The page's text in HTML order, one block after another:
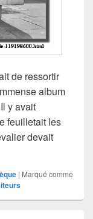
de ressortir
album
y avait
feuilletait les
devait
Marie (1)
| Marqué comme